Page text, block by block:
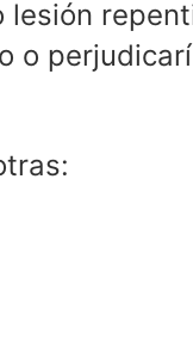
lesión
o